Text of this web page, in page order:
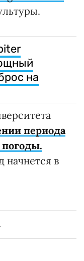
на
периода
погоды.
в